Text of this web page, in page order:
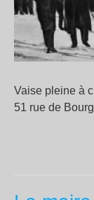
Vaise pleine à
51 rue de